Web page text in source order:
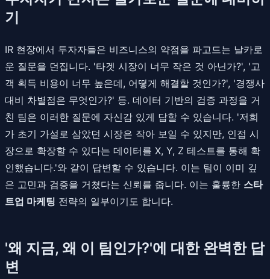
기
IR 현장에서 투자자들은 비즈니스의 약점을 파고드는 날카로
운 질문을 던집니다. '타겟 시장이 너무 작은 것 아닌가?', '고
객 획득 비용이 너무 높은데, 어떻게 해결할 것인가?', '경쟁사
대비 차별점은 무엇인가?' 등. 데이터 기반의 검증 과정을 거
친 팀은 이러한 질문에 자신감 있게 답할 수 있습니다. '저희
가 초기 가설로 삼았던 시장은 작아 보일 수 있지만, 인접 시
장으로 확장할 수 있다는 데이터를 X, Y, Z 테스트를 통해 확
인했습니다.'와 같이 답변할 수 있습니다. 이는 팀이 이미 깊
은 고민과 검증을 거쳤다는 신뢰를 줍니다. 이는 훌륭한 스타
트업 마케팅 전략의 일부이기도 합니다.
'왜 지금, 왜 이 팀인가?'에 대한 완벽한 답
변